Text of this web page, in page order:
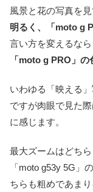
風景と花の写真を見
明るく、「moto g
言い方を変えるなら
「moto g PRO」
いわゆる「映える
ですが肉眼で見た
に感じます。
最大ズームはどちら
「moto g53y 5G」
ちらも粗めであま